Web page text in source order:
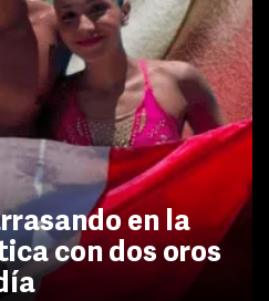
en la
con dos oros